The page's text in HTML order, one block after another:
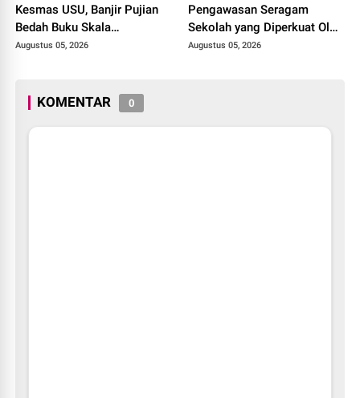
Kesmas USU, Banjir Pujian
Bedah Buku Skala
International dari 70 Ribu
Augustus 05, 2026
Pengawasan Seragam
Sekolah yang Diperkuat Oleh
Peryataan Plt. KADISDIK
Augustus 05, 2026
KOMENTAR 0